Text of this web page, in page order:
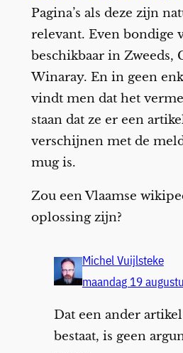
Pagina’s als deze zijn
relevant. Even bondige
beschikbaar in Zweeds,
Winaray. En in geen
vindt men dat het
staan dat ze er een
verschijnen met de
mug is.
Zou een Vlaamse
oplossing zijn?
Michel Vuijlsteke
maandag 19
Dat een ander
bestaat, is geen